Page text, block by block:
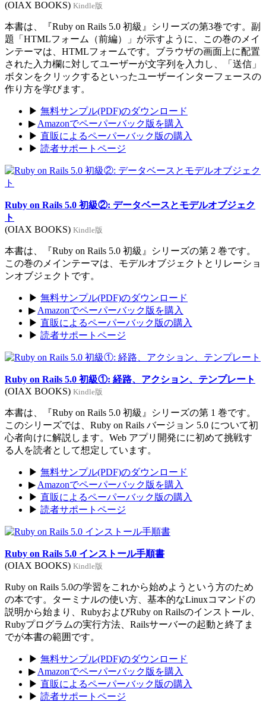
(OIAX BOOKS) Kindle版
本書は、『Ruby on Rails 5.0 初級』シリーズの第3巻です。副
題「HTMLフォーム（前編）」が示すように、この巻のメイ
ンテーマは、HTMLフォームです。ブラウザの画面上に配置
された入力欄に対してユーザーが文字列を入力し、「送信」
ボタンをクリックするといったユーザーインターフェースの
作り方を学びます。
▶ 無料サンプル(PDF)のダウンロード
▶ Amazonでペーパーバック版を購入
▶ 直販によるペーパーバック版の購入
▶ 読者サポートページ
Ruby on Rails 5.0 初級②: データベースとモデルオブジェク
ト
(OIAX BOOKS) Kindle版
本書は、『Ruby on Rails 5.0 初級』シリーズの第 2 巻です。
この巻のメインテーマは、モデルオブジェクトとリレーショ
ンオブジェクトです。
▶ 無料サンプル(PDF)のダウンロード
▶ Amazonでペーパーバック版を購入
▶ 直販によるペーパーバック版の購入
▶ 読者サポートページ
Ruby on Rails 5.0 初級①: 経路、アクション、テンプレート
(OIAX BOOKS) Kindle版
本書は、『Ruby on Rails 5.0 初級』シリーズの第 1 巻です。
このシリーズでは、Ruby on Rails バージョン 5.0 について初
心者向けに解説します。Web アプリ開発にに初めて挑戦す
る人を読者として想定しています。
▶ 無料サンプル(PDF)のダウンロード
▶ Amazonでペーパーバック版を購入
▶ 直販によるペーパーバック版の購入
▶ 読者サポートページ
Ruby on Rails 5.0 インストール手順書
(OIAX BOOKS) Kindle版
Ruby on Rails 5.0の学習をこれから始めようという方のため
の本です。ターミナルの使い方、基本的なLinuxコマンドの
説明から始まり、RubyおよびRuby on Railsのインストール、
Rubyプログラムの実行方法、Railsサーバーの起動と終了ま
でが本書の範囲です。
▶ 無料サンプル(PDF)のダウンロード
▶ Amazonでペーパーバック版を購入
▶ 直販によるペーパーバック版の購入
▶ 読者サポートページ